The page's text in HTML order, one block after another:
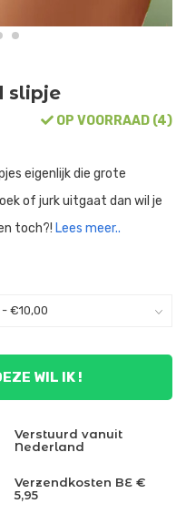
slipje
OP VOORRAAD (4)
eigenlijk die grote
of jurk uitgaat dan wil je
toch?! Lees meer..
WIL IK !
Verstuurd vanuit
Nederland
Verzendkosten BE €
5,95